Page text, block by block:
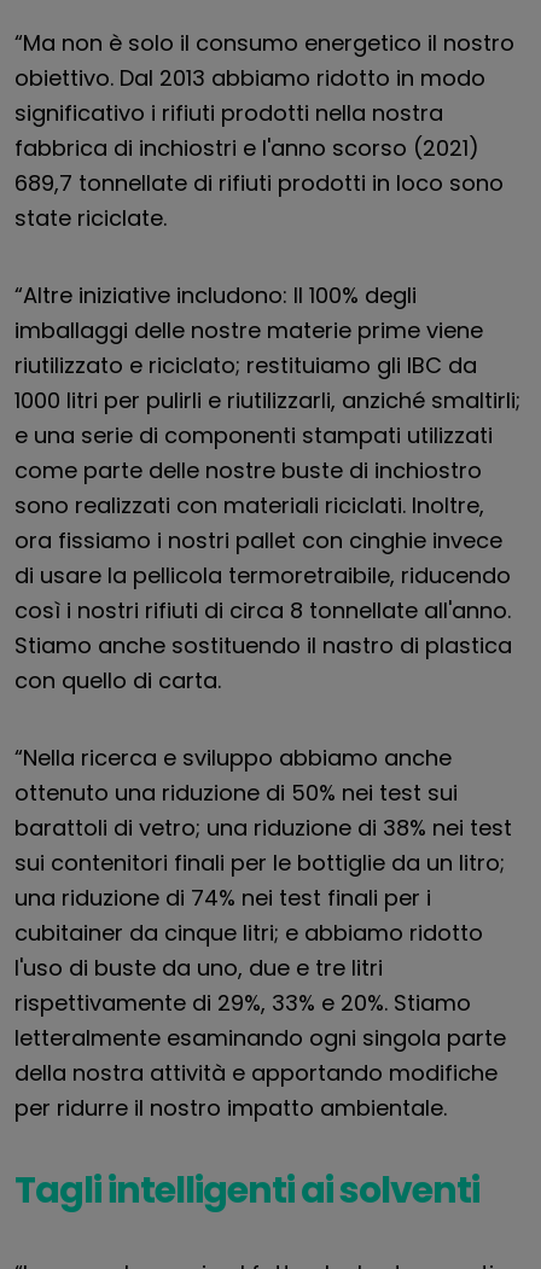
“Ma non è solo il consumo energetico il nostro
obiettivo. Dal 2013 abbiamo ridotto in modo
significativo i rifiuti prodotti nella nostra
fabbrica di inchiostri e l'anno scorso (2021)
689,7 tonnellate di rifiuti prodotti in loco sono
state riciclate.
“Altre iniziative includono: Il 100% degli
imballaggi delle nostre materie prime viene
riutilizzato e riciclato; restituiamo gli IBC da
1000 litri per pulirli e riutilizzarli, anziché smaltirli;
e una serie di componenti stampati utilizzati
come parte delle nostre buste di inchiostro
sono realizzati con materiali riciclati. Inoltre,
ora fissiamo i nostri pallet con cinghie invece
di usare la pellicola termoretraibile, riducendo
così i nostri rifiuti di circa 8 tonnellate all'anno.
Stiamo anche sostituendo il nastro di plastica
con quello di carta.
“Nella ricerca e sviluppo abbiamo anche
ottenuto una riduzione di 50% nei test sui
barattoli di vetro; una riduzione di 38% nei test
sui contenitori finali per le bottiglie da un litro;
una riduzione di 74% nei test finali per i
cubitainer da cinque litri; e abbiamo ridotto
l'uso di buste da uno, due e tre litri
rispettivamente di 29%, 33% e 20%. Stiamo
letteralmente esaminando ogni singola parte
della nostra attività e apportando modifiche
per ridurre il nostro impatto ambientale.
Tagli intelligenti ai solventi